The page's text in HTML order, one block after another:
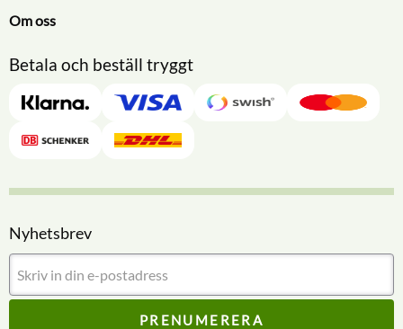
Om oss
Betala och beställ tryggt
Nyhetsbrev
PRENUMERERA